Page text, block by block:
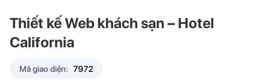
Thiết kế Web khách sạn – Hotel
California
Mã giao diện: 7972